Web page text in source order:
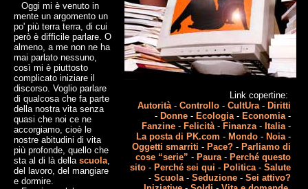
Oggi mi è venuto in
mente un argomento un
po' più terra terra, di cui
però è difficile parlare. O
almeno, a me non ne ha
mai parlato nessuno,
così mi è piuttosto
complicato iniziare il
discorso. Voglio parlare
di qualcosa che fa parte
della nostra vita senza
quasi che noi ce ne
accorgiamo, cioè le
nostre abitudini di vita
più profonde, quello che
sta al di là della scuola,
del lavoro, del mangiare
e dormire.
Link copertine:
Autorità-Controllo -CultUra - Diritti
- Donne - Ecologia- Economia-
Fanzine - Felicità- Finanza- Italia -
La posta di PK.com - Mondo - Noia-
Oggetti smarriti - Pace? - Parliamo di
cose “serie” - Paura- Perché questo
sito - Perché sei qui - Politica-Salute
-Scuola-Seduzione -Sei attivo?